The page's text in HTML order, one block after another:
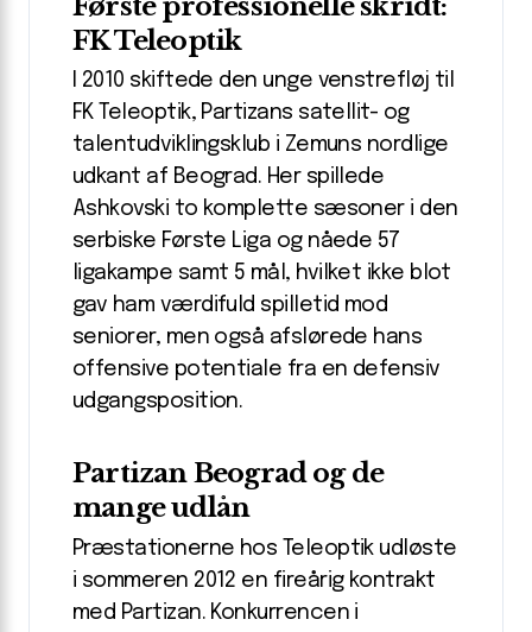
FK Teleoptik
I 2010 skiftede den unge venstrefløj til
FK Teleoptik, Partizans satellit- og
talentudviklingsklub i Zemuns nordlige
udkant af Beograd. Her spillede
Ashkovski to komplette sæsoner i den
serbiske Første Liga og nåede 57
ligakampe samt 5 mål, hvilket ikke blot
gav ham værdifuld spilletid mod
seniorer, men også afslørede hans
offensive potentiale fra en defensiv
udgangsposition.
Partizan Beograd og de
mange udlån
Præstationerne hos Teleoptik udløste
i sommeren 2012 en fireårig kontrakt
med Partizan. Konkurrencen i